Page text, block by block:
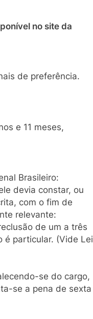
no site da
de preferência.
e 11 meses,
Brasileiro:
devia constar, ou
com o fim de
relevante:
de um a três
é particular. (Vide Lei
se do cargo,
se a pena de sexta